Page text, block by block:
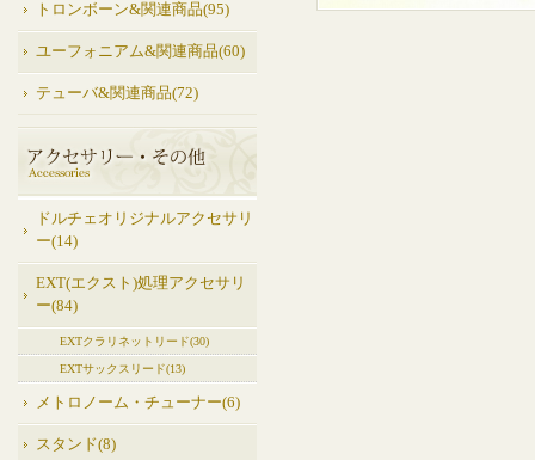
トロンボーン&関連商品(95)
ユーフォニアム&関連商品(60)
テューバ&関連商品(72)
ドルチェオリジナルアクセサリ
ー(14)
EXT(エクスト)処理アクセサリ
ー(84)
EXTクラリネットリード(30)
EXTサックスリード(13)
メトロノーム・チューナー(6)
スタンド(8)